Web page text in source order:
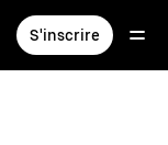
S'inscrire